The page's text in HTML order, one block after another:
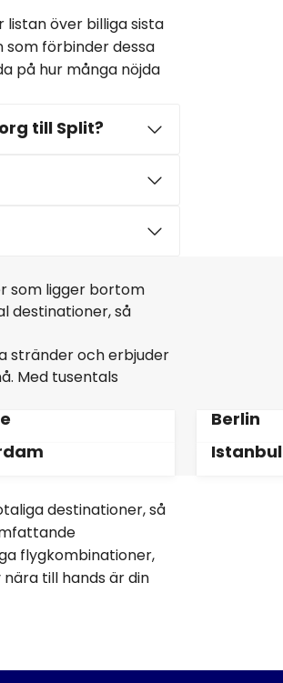
över billiga sista
förbinder dessa
på hur många nöjda
till Split?
som ligger bortom
destinationer, så
stränder och erbjuder
Med tusentals
Berlin
Istanbul
destinationer, så
flygkombinationer,
till hands är din